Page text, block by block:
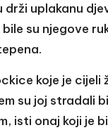
uplakanu
su njegove
koje je
su joj stradali
isti onaj koji je